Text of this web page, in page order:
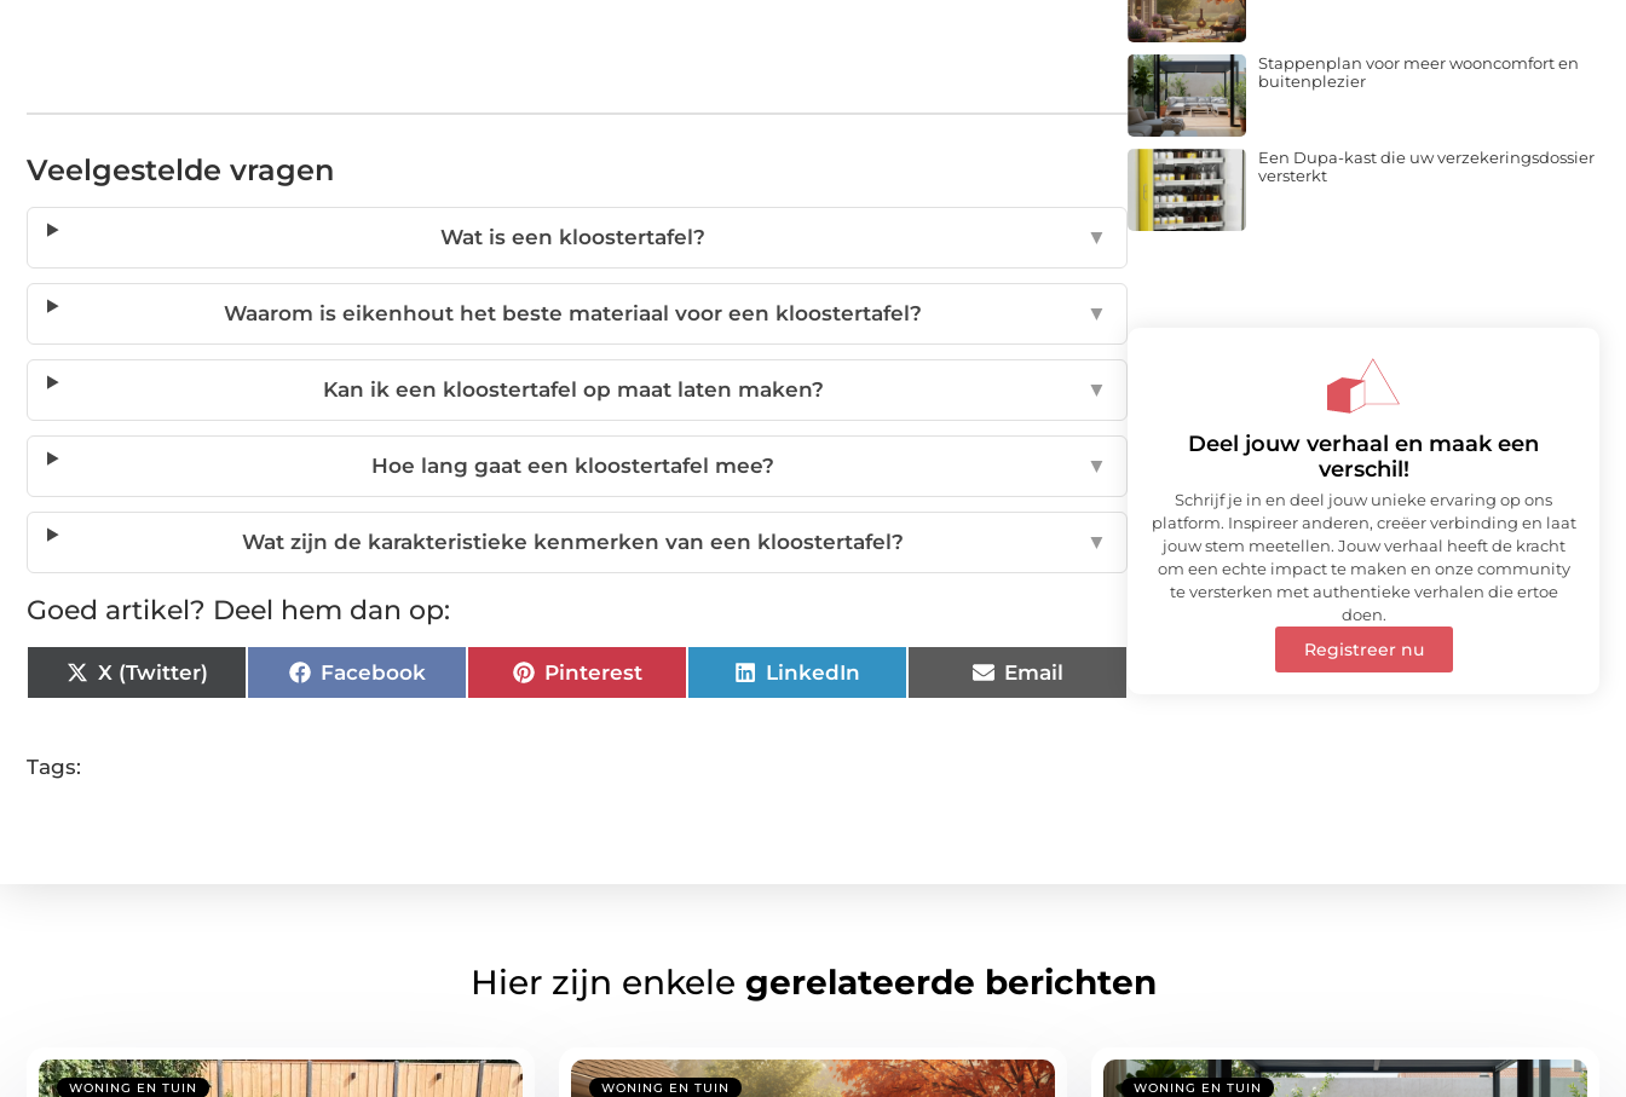
Veelgestelde vragen
Wat is een kloostertafel? ▼
Waarom is eikenhout het beste materiaal voor een kloostertafel? ▼
Kan ik een kloostertafel op maat laten maken? ▼
Hoe lang gaat een kloostertafel mee? ▼
Wat zijn de karakteristieke kenmerken van een kloostertafel? ▼
Goed artikel? Deel hem dan op:
X (Twitter) Facebook Pinterest LinkedIn Email
Tags:
Stappenplan voor meer wooncomfort en
buitenplezier
Een Dupa-kast die uw verzekeringsdossier
versterkt
Deel jouw verhaal en maak een
verschil!
Schrijf je in en deel jouw unieke ervaring op ons
platform. Inspireer anderen, creëer verbinding en laat
jouw stem meetellen. Jouw verhaal heeft de kracht
om een echte impact te maken en onze community
te versterken met authentieke verhalen die ertoe
doen.
Registreer nu
Hier zijn enkele gerelateerde berichten
WONING EN TUIN WONING EN TUIN WONING EN TUIN